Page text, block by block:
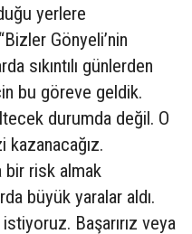
yerlere
Gönyeli’nin
sıkıntılı günlerden
bu göreve geldik.
durumda değil. O
bir risk almak
büyük yaralar aldı.
Başarırız veya